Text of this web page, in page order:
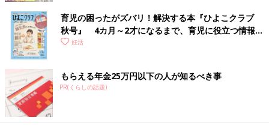
育児の困ったがズバリ！解決する本『ひよこクラブ
秋号』 4カ月～2才になるまで、育児に役立つ情報が
いっぱい！
妊活
もらえる年金25万円以下の人が知るべき事
PR(くらしの話題)